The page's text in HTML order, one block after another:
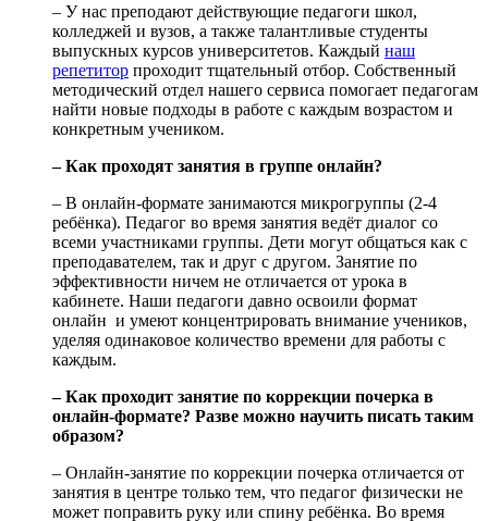
– У нас преподают действующие педагоги школ,
колледжей и вузов, а также талантливые студенты
выпускных курсов университетов. Каждый наш
репетитор проходит тщательный отбор. Собственный
методический отдел нашего сервиса помогает педагогам
найти новые подходы в работе с каждым возрастом и
конкретным учеником.
– Как проходят занятия в группе онлайн?
– В онлайн-формате занимаются микрогруппы (2-4
ребёнка). Педагог во время занятия ведёт диалог со
всеми участниками группы. Дети могут общаться как с
преподавателем, так и друг с другом. Занятие по
эффективности ничем не отличается от урока в
кабинете. Наши педагоги давно освоили формат
онлайн и умеют концентрировать внимание учеников,
уделяя одинаковое количество времени для работы с
каждым.
– Как проходит занятие по коррекции почерка в
онлайн-формате? Разве можно научить писать таким
образом?
– Онлайн-занятие по коррекции почерка отличается от
занятия в центре только тем, что педагог физически не
может поправить руку или спину ребёнка. Во время